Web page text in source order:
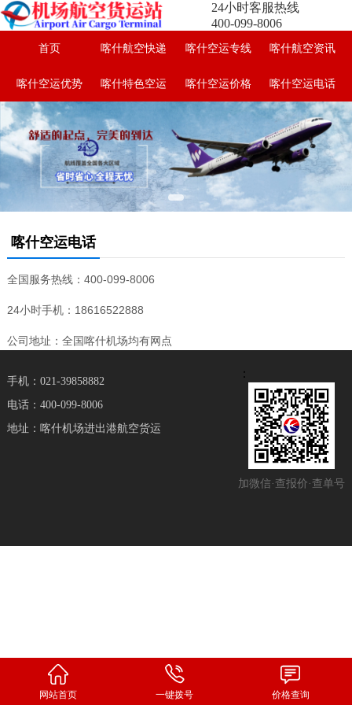
24小时客服热线
400-099-8006
首页 喀什航空快递 喀什空运专线 喀什航空资讯
喀什空运优势 喀什特色空运 喀什空运价格 喀什空运电话
喀什空运电话
全国服务热线：400-099-8006
24小时手机：18616522888
公司地址：全国喀什机场均有网点
：
加微信·查报价·查单号
手机：021-39858882
电话：400-099-8006
地址：喀什机场进出港航空货运
网站首页 一键拨号 价格查询